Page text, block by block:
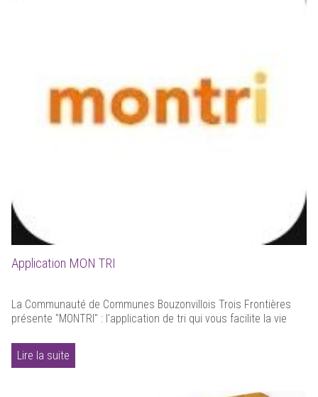
Application MON TRI
La Communauté de Communes Bouzonvillois Trois Frontières
présente "MONTRI" : l'application de tri qui vous facilite la vie
Lire la suite